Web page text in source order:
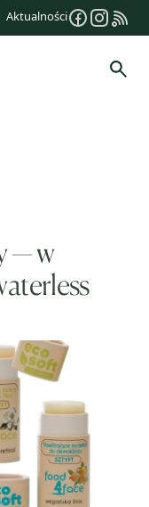
Aktualności
— w